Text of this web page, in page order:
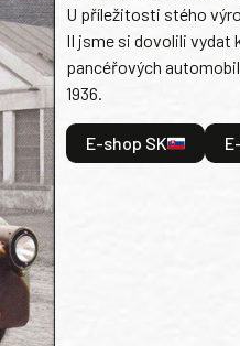
U příležitosti stého
II jsme si dovolili vydat
pancéřových
1936.
E-shop SK